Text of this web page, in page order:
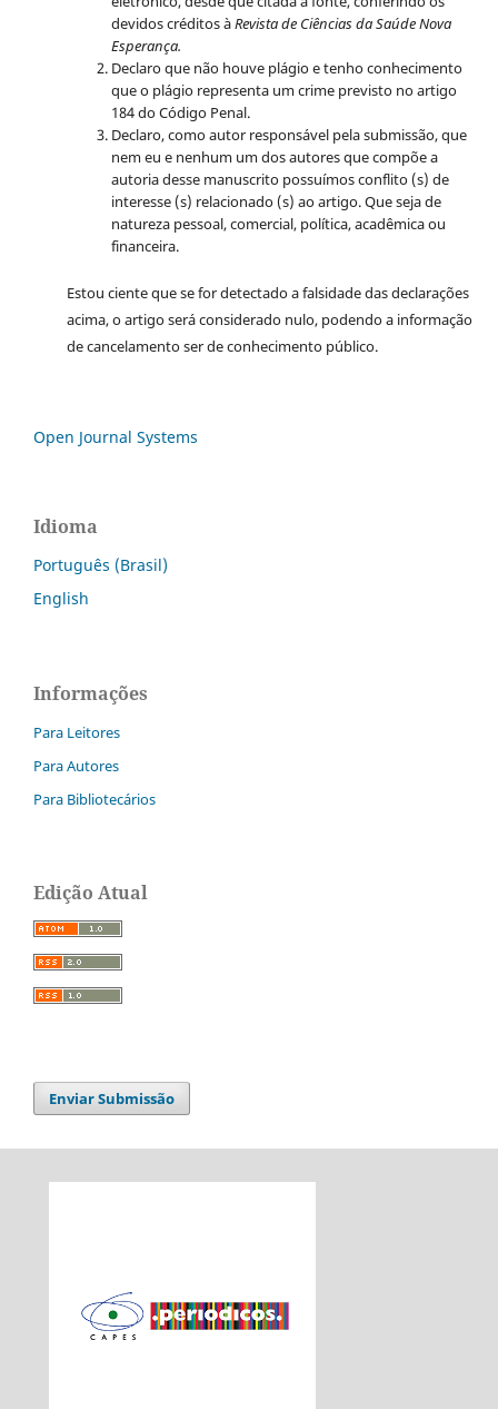
devidos créditos àRevista de Ciências da Saúde Nova
Esperança.
Declaro que não houve plágio e tenho conhecimento
que o plágio representa um crime previsto no artigo
184 do Código Penal.
Declaro, como autor responsável pela submissão, que
nem eu e nenhum um dos autores que compõe a
autoria desse manuscrito possuímos conflito (s) de
interesse (s) relacionado (s) ao artigo. Que seja de
natureza pessoal, comercial, política, acadêmica ou
financeira.
Estou ciente que se for detectado a falsidade das declarações
acima, o artigo será considerado nulo, podendo a informação
de cancelamento ser de conhecimento público.
Open Journal Systems
Idioma
Português (Brasil)
English
Informações
Para Leitores
Para Autores
Para Bibliotecários
Edição Atual
Enviar Submissão